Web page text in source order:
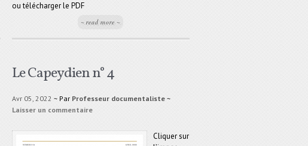
ou télécharger le PDF
~ read more ~
Le Capeydien n° 4
Avr 05, 2022 ~ Par Professeur documentaliste ~
Laisser un commentaire
Cliquer sur